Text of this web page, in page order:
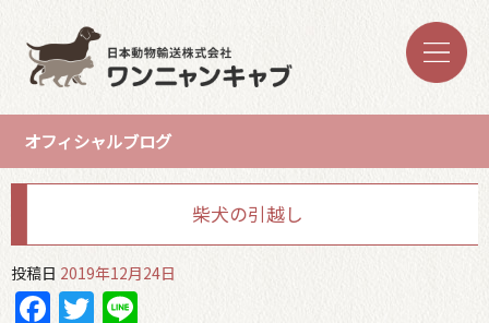
オフィシャルブログ
柴犬の引越し
投稿日 2019年12月24日
Facebook
Twitter